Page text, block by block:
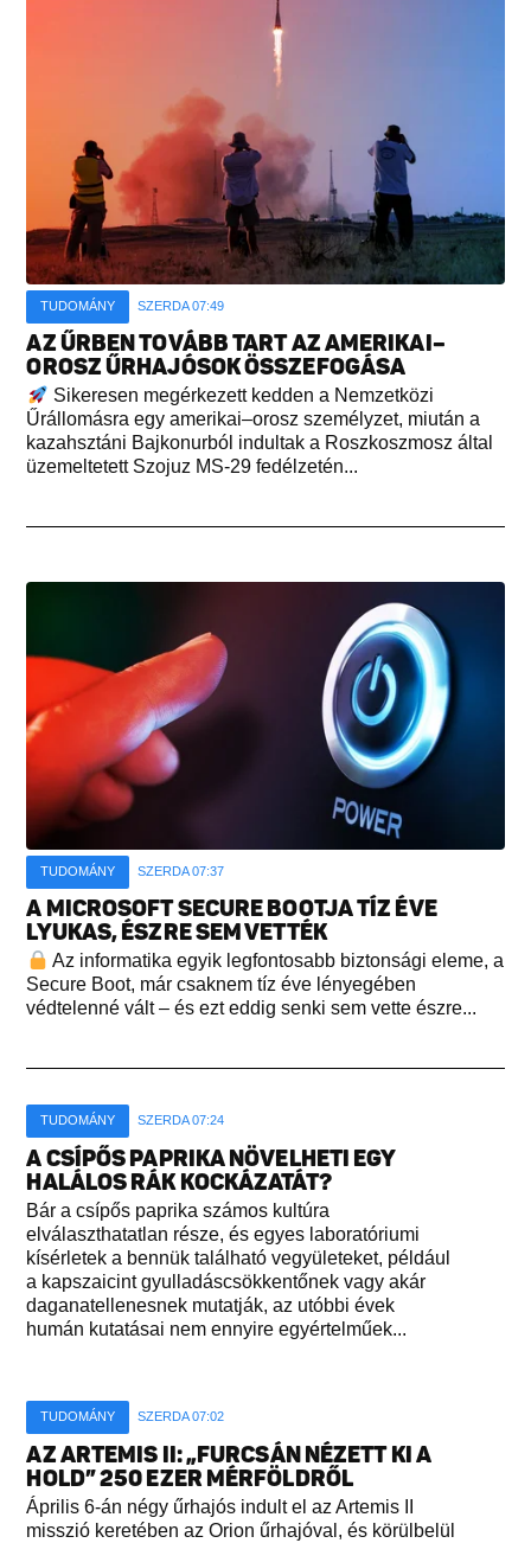
TUDOMÁNY SZERDA 07:49
AZ ŰRBEN TOVÁBB TART AZ AMERIKAI–
OROSZ ŰRHAJÓSOK ÖSSZEFOGÁSA
Sikeresen megérkezett kedden a Nemzetközi
Űrállomásra egy amerikai–orosz személyzet, miután a
kazahsztáni Bajkonurból indultak a Roszkoszmosz által
üzemeltetett Szojuz MS-29 fedélzetén...
TUDOMÁNY SZERDA 07:37
A MICROSOFT SECURE BOOTJA TÍZ ÉVE
LYUKAS, ÉSZRE SEM VETTÉK
Az informatika egyik legfontosabb biztonsági eleme, a
Secure Boot, már csaknem tíz éve lényegében
védtelenné vált – és ezt eddig senki sem vette észre...
TUDOMÁNY SZERDA 07:24
A CSÍPŐS PAPRIKA NÖVELHETI EGY
HALÁLOS RÁK KOCKÁZATÁT?
Bár a csípős paprika számos kultúra
elválaszthatatlan része, és egyes laboratóriumi
kísérletek a bennük található vegyületeket, például
a kapszaicint gyulladáscsökkentőnek vagy akár
daganatellenesnek mutatják, az utóbbi évek
humán kutatásai nem ennyire egyértelműek...
TUDOMÁNY SZERDA 07:02
AZ ARTEMIS II: „FURCSÁN NÉZETT KI A
HOLD” 250 EZER MÉRFÖLDRŐL
Április 6-án négy űrhajós indult el az Artemis II
misszió keretében az Orion űrhajóval, és körülbelül